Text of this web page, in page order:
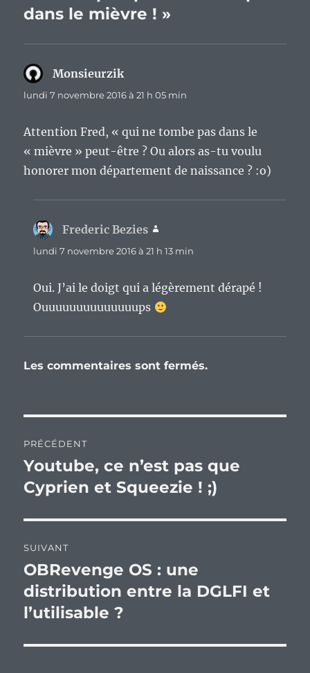
dans le mièvre ! »
Monsieurzikdit :
lundi 7 novembre 2016 à 21 h 05 min
Attention Fred, « qui ne tombe pas dans le
« mièvre » peut-être ? Ou alors as-tu voulu
honorer mon département de naissance ? :o)
Frederic Bezies
lundi 7 novembre 2016 à 21 h 13 min
Oui. J’ai le doigt qui a légèrement dérapé !
Ouuuuuuuuuuuuuups
Les commentaires sont fermés.
de
l’article
PRÉCÉDENT
Publication
précédente :
Youtube, ce n’est pas que
Cyprien et Squeezie ! ;)
SUIVANT
Publication
suivante :
OBRevenge OS : une
distribution entre la DGLFI et
l’utilisable ?